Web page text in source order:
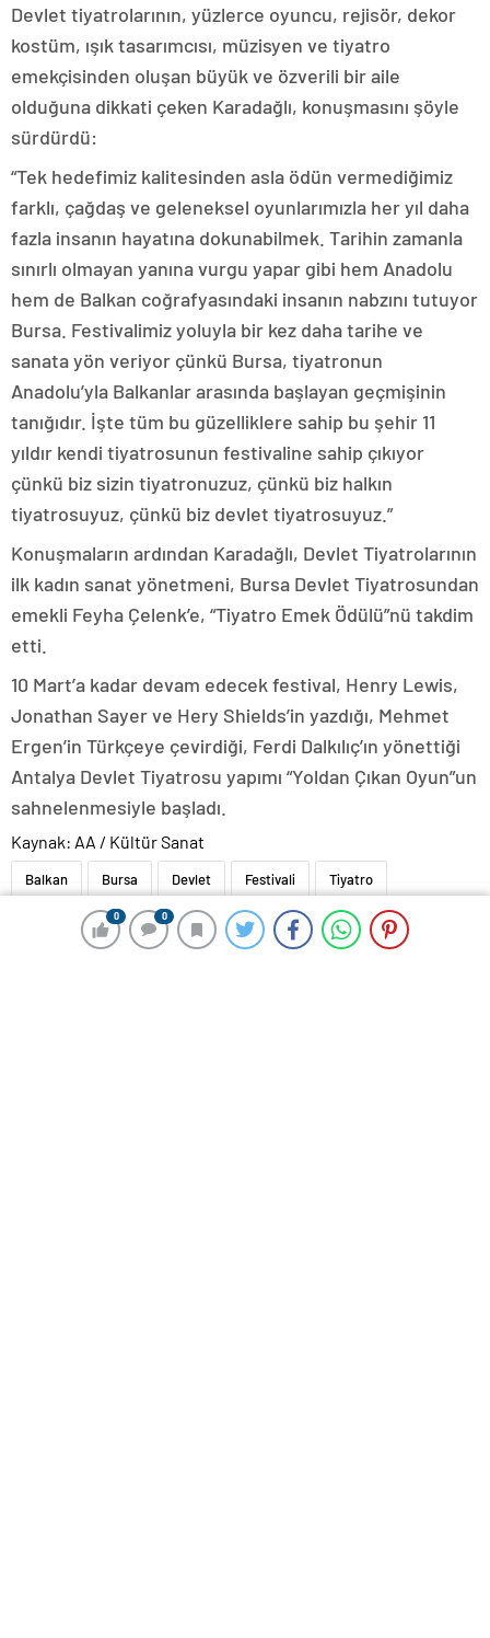
0 0
0 0
Devlet tiyatrolarının, yüzlerce oyuncu, rejisör, dekor
kostüm, ışık tasarımcısı, müzisyen ve tiyatro
emekçisinden oluşan büyük ve özverili bir aile
olduğuna dikkati çeken Karadağlı, konuşmasını şöyle
sürdürdü:
“Tek hedefimiz kalitesinden asla ödün vermediğimiz
farklı, çağdaş ve geleneksel oyunlarımızla her yıl daha
fazla insanın hayatına dokunabilmek. Tarihin zamanla
sınırlı olmayan yanına vurgu yapar gibi hem Anadolu
hem de Balkan coğrafyasındaki insanın nabzını tutuyor
Bursa. Festivalimiz yoluyla bir kez daha tarihe ve
sanata yön veriyor çünkü Bursa, tiyatronun
Anadolu’yla Balkanlar arasında başlayan geçmişinin
tanığıdır. İşte tüm bu güzelliklere sahip bu şehir 11
yıldır kendi tiyatrosunun festivaline sahip çıkıyor
çünkü biz sizin tiyatronuzuz, çünkü biz halkın
tiyatrosuyuz, çünkü biz devlet tiyatrosuyuz.”
Konuşmaların ardından Karadağlı, Devlet Tiyatrolarının
ilk kadın sanat yönetmeni, Bursa Devlet Tiyatrosundan
emekli Feyha Çelenk’e, “Tiyatro Emek Ödülü”nü takdim
etti.
10 Mart’a kadar devam edecek festival, Henry Lewis,
Jonathan Sayer ve Hery Shields’in yazdığı, Mehmet
Ergen’in Türkçeye çevirdiği, Ferdi Dalkılıç’ın yönettiği
Antalya Devlet Tiyatrosu yapımı “Yoldan Çıkan Oyun”un
sahnelenmesiyle başladı.
Kaynak: AA / Kültür Sanat
Balkan Bursa Devlet Festivali Tiyatro